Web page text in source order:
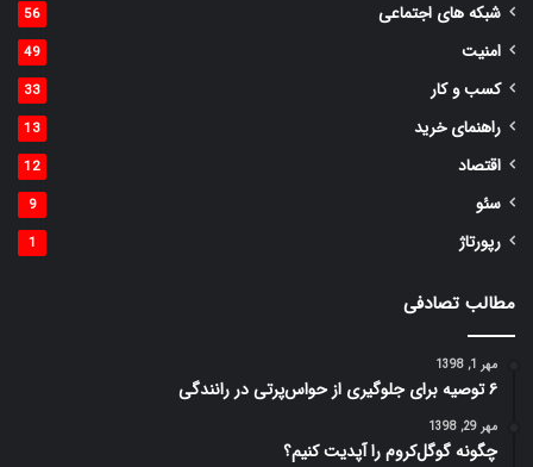
شبکه های اجتماعی 56
امنیت 49
کسب و کار 33
راهنمای خرید 13
اقتصاد 12
سئو 9
رپورتاژ 1
مطالب تصادفی
مهر 1, 1398
۶ توصیه برای جلوگیری از حواس‌پرتی در رانندگی
مهر 29, 1398
چگونه گوگل‌کروم را آپدیت کنیم؟